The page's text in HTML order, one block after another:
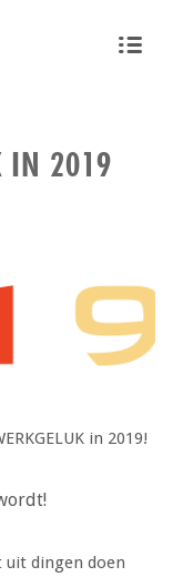
IN 2019
in 2019!
uit dingen doen